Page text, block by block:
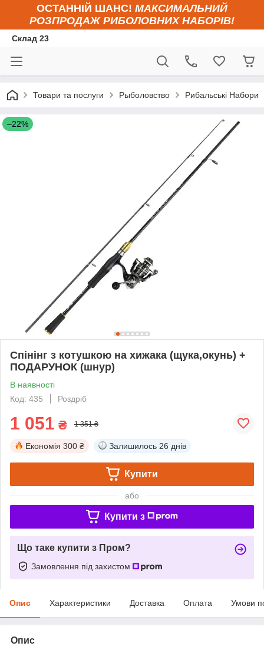
ОСТАННІЙ ШАНС! МАКСИМАЛЬНИЙ
РОЗПРОДАЖ РИБОЛОВНИХ НАБОРІВ!
Склад 23
Товари та послуги Рыболовство Рибальські Набори
–22%
Спінінг з котушкою на хижака (щука,окунь) +
ПОДАРУНОК (шнур)
В наявності
Код: 435
Роздріб
1 051 ₴ 1 351 ₴
Економія 300 ₴ Залишилось 26 днів
Купити
або
Купити з
Що таке купити з Пром?
Замовлення під захистом
Опис Характеристики Доставка Оплата Умови
Опис